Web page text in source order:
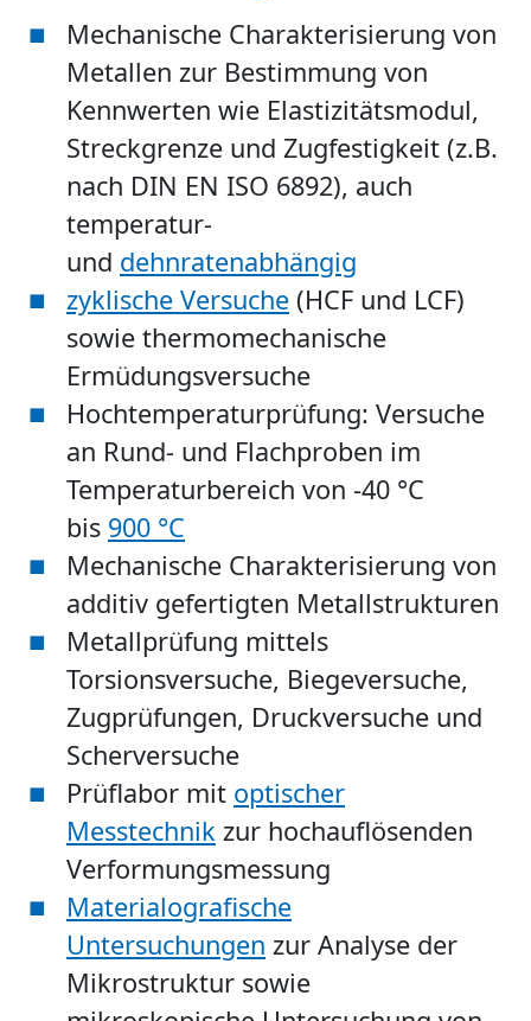
Mechanische Charakterisierung von
Metallen zur Bestimmung von
Kennwerten wie Elastizitätsmodul,
Streckgrenze und Zugfestigkeit (z.B.
nach DIN EN ISO 6892), auch
temperatur-
und dehnratenabhängig
zyklische Versuche (HCF und LCF)
sowie thermomechanische
Ermüdungsversuche
Hochtemperaturprüfung: Versuche
an Rund- und Flachproben im
Temperaturbereich von -40 °C
bis 900 °C
Mechanische Charakterisierung von
additiv gefertigten Metallstrukturen
Metallprüfung mittels
Torsionsversuche, Biegeversuche,
Zugprüfungen, Druckversuche und
Scherversuche
Prüflabor mit optischer
Messtechnik zur hochauflösenden
Verformungsmessung
Materialografische
Untersuchungen zur Analyse der
Mikrostruktur sowie